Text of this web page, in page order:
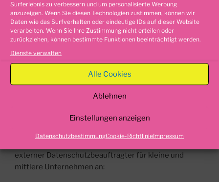
Surferlebnis zu verbessern und um personalisierte Werbung
anzuzeigen. Wenn Sie diesen Technologien zustimmen, können wir
Daten wie das Surfverhalten oder eindeutige IDs auf dieser Website
verarbeiten. Wenn Sie Ihre Zustimmung nicht erteilen oder
zurückziehen, können bestimmte Funktionen beeinträchtigt werden.
Dienste verwalten
Alle Cookies
Ablehnen
Einstellungen anzeigen
DatenschutzbestimmungCookie-RichtlinieImpressum
Niedersachsen
externer
Datenschutzbeauftragter
Niedersachsen
Sie suchen einen externen Datenschutzbeauftragten
Datenschutz Nord-Ost, Inh.: Bernd
Bulirsch“,
in den folgenden Städten und Regionen in
externer Datenschutzbeauftragter für kleine und
mittlere Unternehmen an: